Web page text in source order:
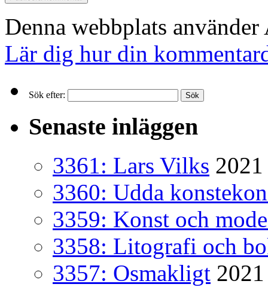
Denna webbplats
Lär dig hur din
Sök efter:
Senaste inläggen
3361: Lars Vilks
3360: Udda
3359: Konst och
3358: Litografi och
3357: Osmakligt